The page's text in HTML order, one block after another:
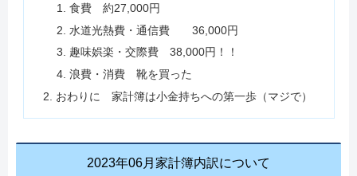
食費 約27,000円
水道光熱費・通信費 36,000円
趣味娯楽・交際費 38,000円！！
浪費・消費 靴を買った
おわりに 家計簿は小金持ちへの第一歩（マジで）
2023年06月家計簿内訳について